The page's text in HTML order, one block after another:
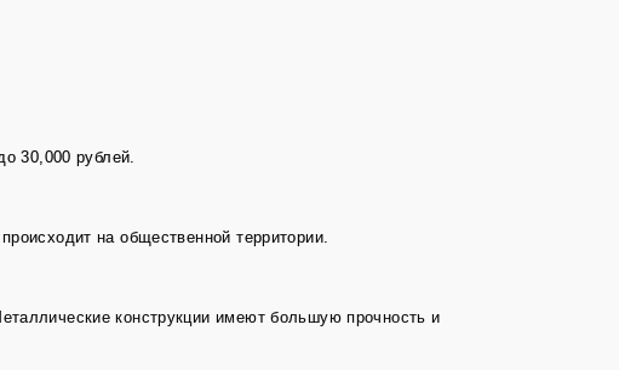
30,000 рублей.
на общественной территории.
конструкции имеют большую прочность и